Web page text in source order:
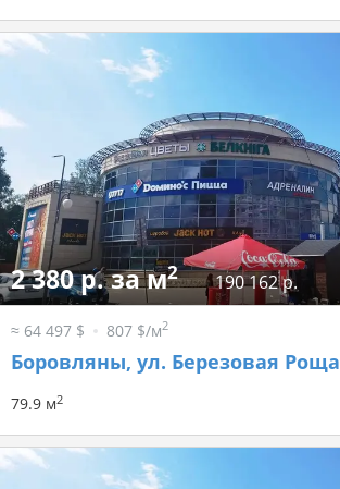
2 380 р. за м2 190 162 р.
≈ 64 497 $ 807 $/м2
Боровляны, ул. Березовая Роща
79.9 м2